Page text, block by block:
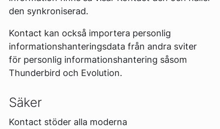
den synkroniserad.
Kontact kan också importera personlig
informationshanteringsdata från andra sviter
för personlig informationshantering såsom
Thunderbird och Evolution.
Säker
Kontact stöder alla moderna